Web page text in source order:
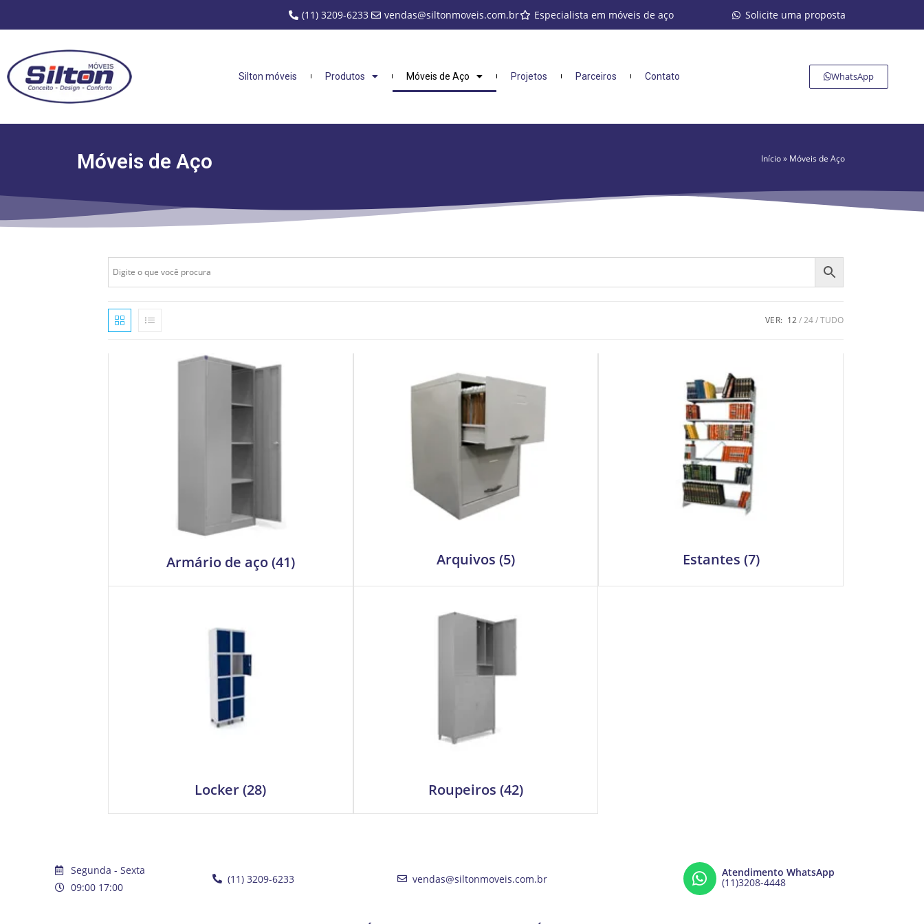
(11) 3209-6233 vendas@siltonmoveis.com.br Especialista em móveis de aço Solicite uma proposta
Silton móveis Produtos Móveis de Aço Projetos Parceiros Contato WhatsApp
Móveis de Aço Início» Móveis de Aço
VER: 12 24 TUDO
Armário de aço(41) Arquivos (5) Estantes (7)
Locker(28) Roupeiros (42)
Segunda - Sexta
09:00 17:00
(11) 3209-6233 vendas@siltonmoveis.com.br
Atendimento WhatsApp
(11)3208-4448